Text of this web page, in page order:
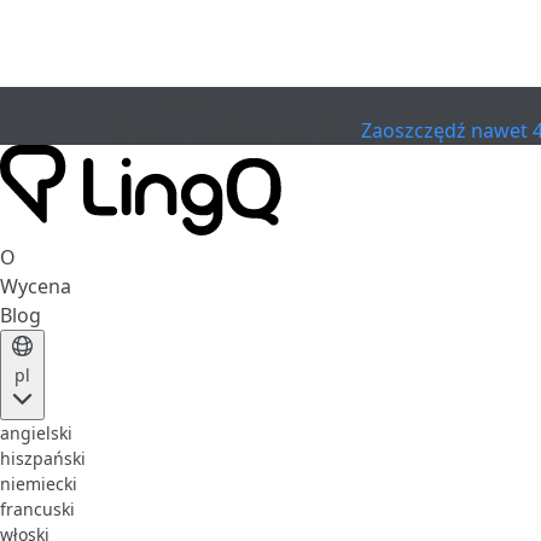
Zaoszczędź nawet
O
Wycena
Blog
pl
angielski
hiszpański
niemiecki
francuski
włoski